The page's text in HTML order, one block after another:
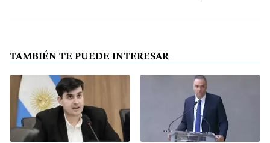
TAMBIÉN TE PUEDE INTERESAR